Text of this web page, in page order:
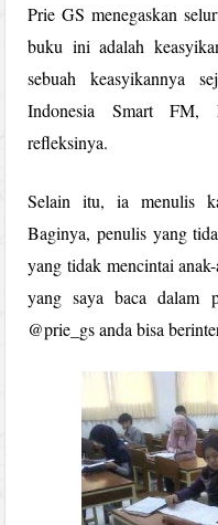
Prie GS menegaskan
buku ini adalah
sebuah keasyikannya
Indonesia Smart FM,
refleksinya.
Selain itu, ia menulis
Baginya, penulis yang
yang tidak mencintai
yang saya baca dalam
@prie_gs anda bisa